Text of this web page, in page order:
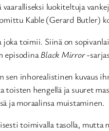
vaaralliseksi luokiteltuja
Kable (Gerard Butler)
toimii. Siinä on
episodinaBlack Mirror-
sen inhorealistinen
toisten hengellä ja suuret
ja moraalinsa muistaminen.
toimivalla tasolla,